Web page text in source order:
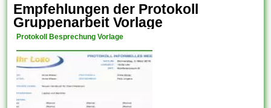
Empfehlungen der Protokoll
Gruppenarbeit Vorlage
Protokoll Besprechung Vorlage